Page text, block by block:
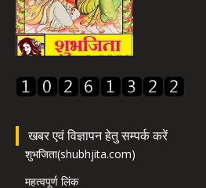
खबर एवं विज्ञापन हेतु सम्पर्क करें
शुभजिता(shubhjita.com)
महत्वपूर्ण लिंक